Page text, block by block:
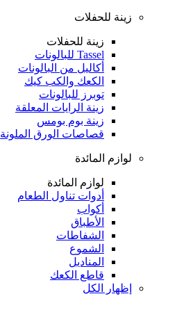
زينة للحفلات
زينة للحفلات
Tassel للبالونات
أكاليل من البالونات
الكعك والكب كيك
توبرز للبالونات
زينة الرايات المعلقة
زينة بوم بومس
قصاصات الورق الملونة
لوازم المائدة
لوازم المائدة
أدوات تناول الطعام
أكواب
الأطباق
الشفاطات
الشموع
المناديل
قاطع الكعك
إظهار الكل